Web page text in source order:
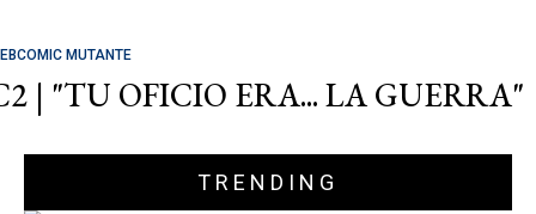
MUTANTE
| "TU OFICIO ERA... LA GUERRA"
TRENDING